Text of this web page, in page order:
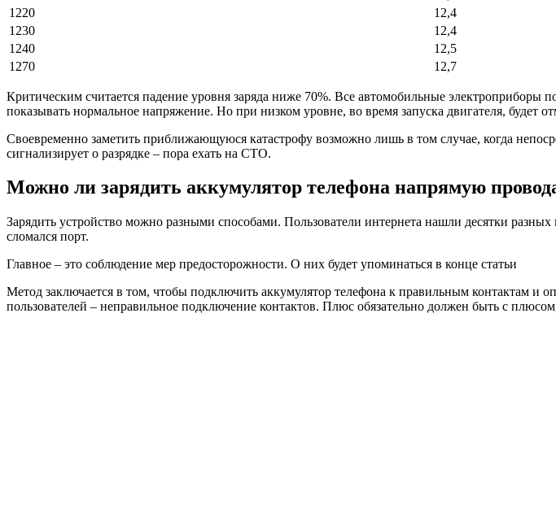
1220
12,4
1230
12,4
1240
12,5
1270
12,7
Критическим считается падение уровня заряда ниже 70%. Все автомобильные
показывать нормальное напряжение. Но при низком уровне, во время запуска двигателя, будет
Своевременно заметить приближающуюся катастрофу возможно лишь в том случае, когда
сигнализирует о разрядке – пора ехать на СТО.
Можно ли зарядить аккумулятор телефона напрямую
Зарядить устройство можно разными способами. Пользователи интернета нашли десятки
сломался порт.
Главное – это соблюдение мер предосторожности. О них будет упоминаться в конце статьи
Метод заключается в том, чтобы подключить аккумулятор телефона к правильным контактам
пользователей – неправильное подключение контактов. Плюс обязательно должен быть с